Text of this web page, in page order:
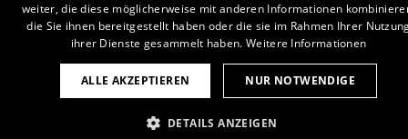
weiter, die diese möglicherweise mit anderen Informationen
die Sie ihnen bereitgestellt haben oder die sie im Rahmen Ihrer
ihrer Dienste gesammelt haben. Weitere Informationen
ALLE AKZEPTIEREN NUR NOTWENDIGE
DETAILS ANZEIGEN